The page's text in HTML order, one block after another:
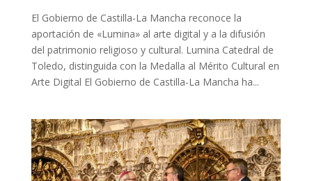
El Gobierno de Castilla-La Mancha reconoce la
aportación de «Lumina» al arte digital y a la difusión
del patrimonio religioso y cultural. Lumina Catedral de
Toledo, distinguida con la Medalla al Mérito Cultural en
Arte Digital El Gobierno de Castilla-La Mancha ha...